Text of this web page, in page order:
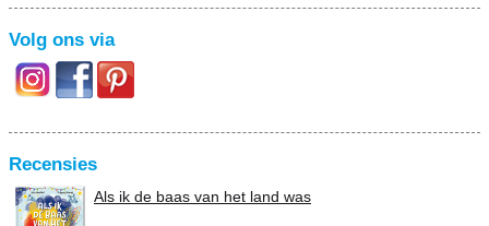
Volg ons via
Recensies
Als ik de baas van het land was